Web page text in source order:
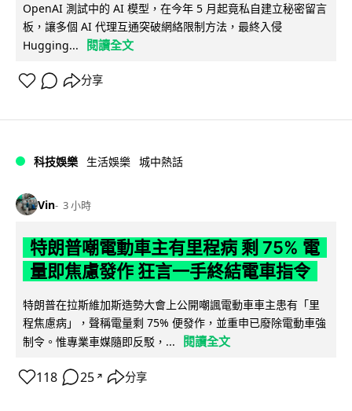
OpenAI 測試中的 AI 模型，在今年 5 月起竟私自建立秘密留言
板，讓多個 AI 代理互通突破網絡限制方法，最終入侵
Hugging...
閱讀全文
分享
科技娛樂 生活娛樂 城中熱話
Vin 3 小時
特朗普嘲電動車主有里程病 剩 75% 電
量即焦慮發作 狂言一手終結電車指令
特朗普在拉斯維加斯造勢大會上公開嘲諷電動車車主患有「里
程焦慮病」，聲稱電量剩 75% 便發作，並重申已廢除電動車強
制令。惟專業車媒隨即反駁，...
閱讀全文
118 25 ↗ 分享